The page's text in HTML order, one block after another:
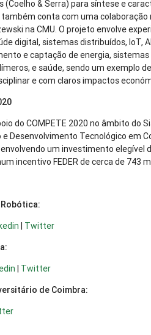
(Coelho & Serra) para síntese e
conta com uma
na CMU. O projeto envolve
digital, sistemas distribuídos, IoT,
e captação de energia,
e saúde, sendo um exemplo
e com claros impactos
do COMPETE 2020 no âmbito do
e Desenvolvimento Tecnológico em
um investimento elegível
incentivo FEDER de cerca de 743
Twitter
Twitter
de Coimbra: